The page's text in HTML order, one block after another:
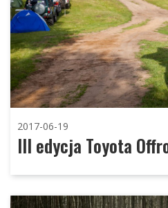
2017-06-19
III edycja Toyota